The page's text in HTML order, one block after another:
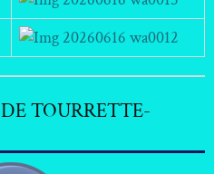
TOURRETTE-